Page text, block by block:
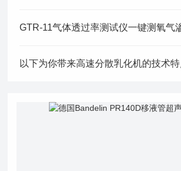
以下为你带来高速分散乳化机的技术